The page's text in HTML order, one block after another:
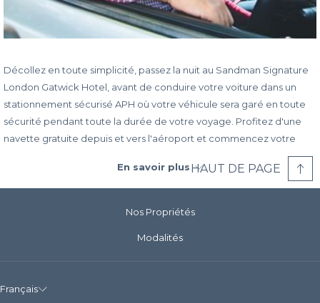
Décollez en toute simplicité, passez la nuit au Sandman Signature
London Gatwick Hotel, avant de conduire votre voiture dans un
stationnement sécurisé APH où votre véhicule sera garé en toute
sécurité pendant toute la durée de votre voyage. Profitez d'une
navette gratuite depuis et vers l'aéroport et commencez votre
Un service de navette gratuit vers et depuis l'aéroport de
En savoir plusHAUT DE PAGE
Nos Propriétés
Modalités
Français